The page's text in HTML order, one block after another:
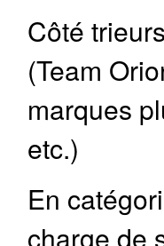
Côté
(Team
marques
etc.)
En
charge de